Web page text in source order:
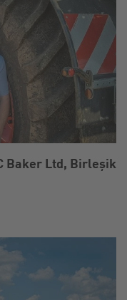
Baker Ltd, Birleşik